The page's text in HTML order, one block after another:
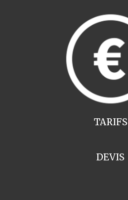
TARIFS
DEVIS